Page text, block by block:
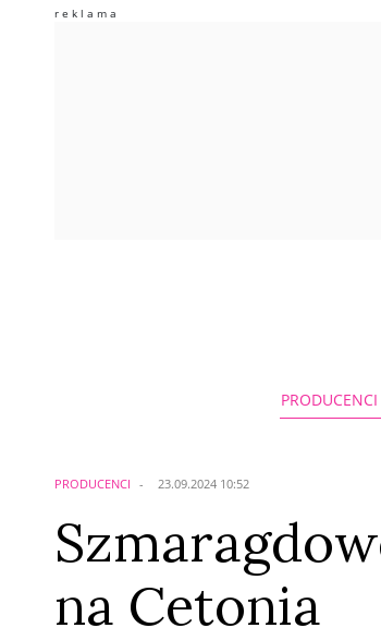
PRODUCENCI
PRODUCENCI 23.09.2024 10:52
na Cetonia